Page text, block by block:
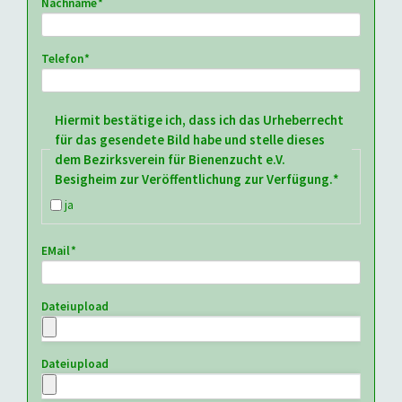
Nachname*
Pflichtfeld
Telefon*
Pflichtfeld
Hiermit bestätige ich, dass ich das Urheberrecht
für das gesendete Bild habe und stelle dieses
dem Bezirksverein für Bienenzucht e.V.
Besigheim zur Veröffentlichung zur Verfügung.*
ja
Pflichtfeld
EMail*
Dateiupload
Dateiupload